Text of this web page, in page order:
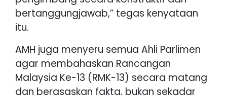
bertanggungjawab,” tegas kenyataan
itu.
AMH juga menyeru semua Ahli Parlimen
agar membahaskan Rancangan
Malaysia Ke-13 (RMK-13) secara matang
dan berasaskan fakta, bukan sekadar